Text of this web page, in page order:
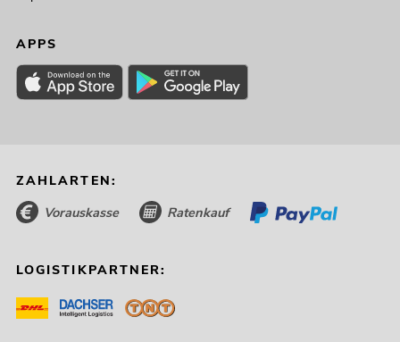
APPS
ZAHLARTEN:
Vorauskasse Ratenkauf
LOGISTIKPARTNER: